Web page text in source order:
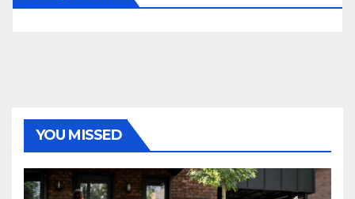
YOU MISSED